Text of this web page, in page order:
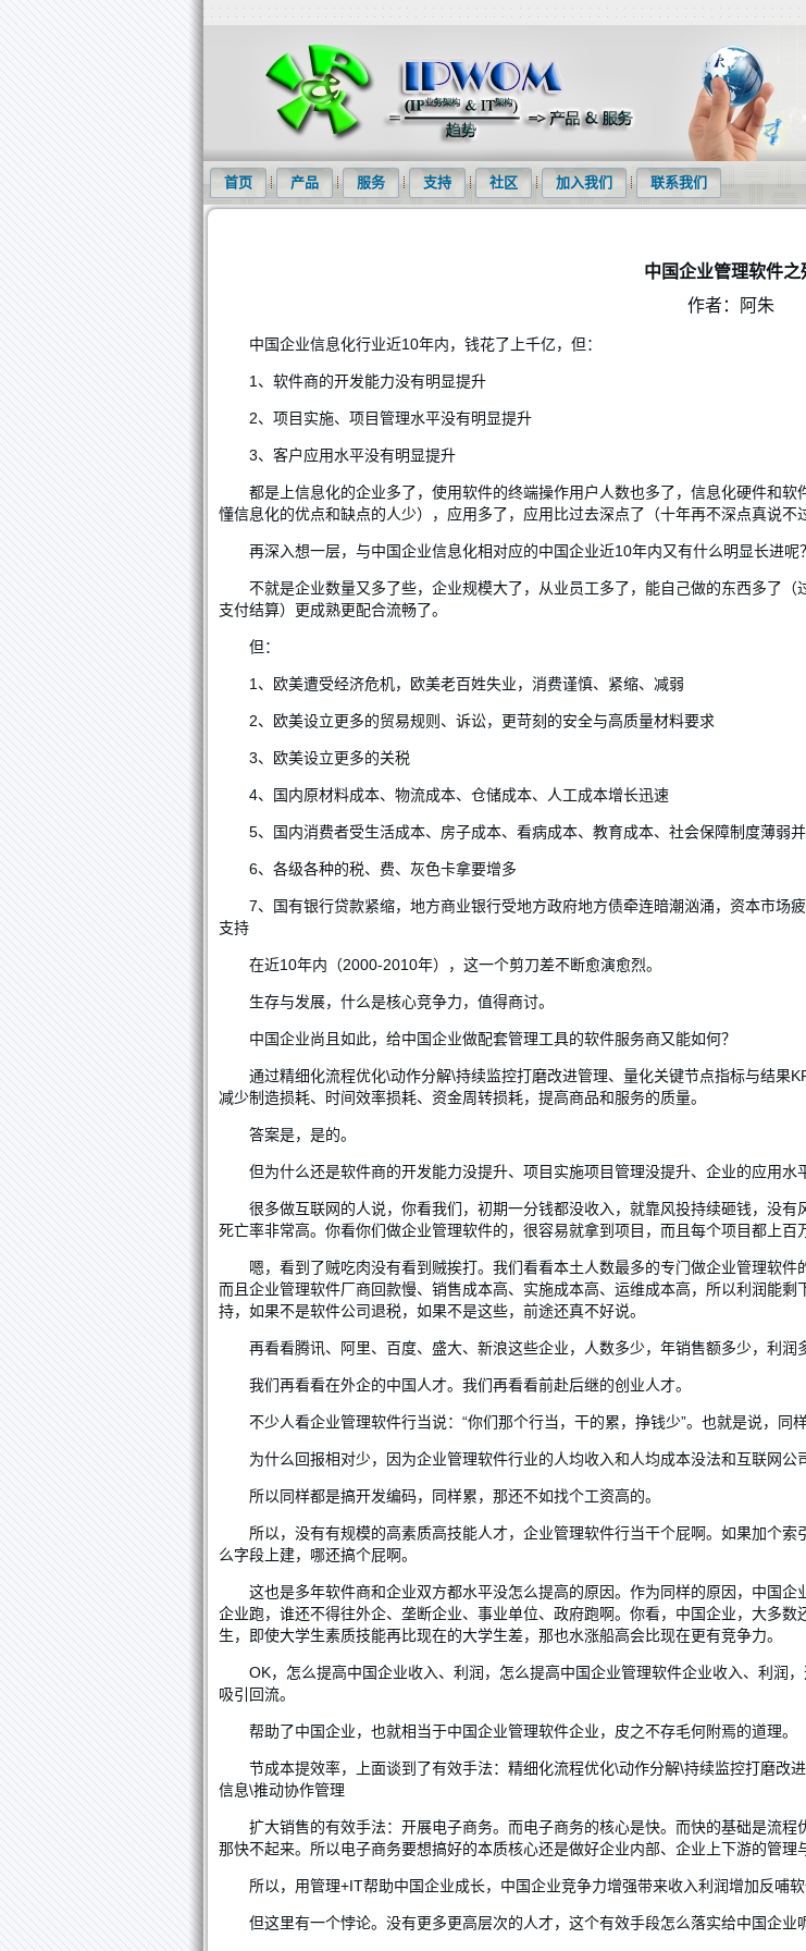
知识产权信息化网(IPWOM)提供专利检索系统、专利下载软件、商标管理系统等产品及专
首页 产品 服务 支持 社区 加入我们 联系我们
中国企业管理软件之
作者：阿朱
中国企业信息化行业近10年内，钱花了上千亿，但：
1、软件商的开发能力没有明显提升
2、项目实施、项目管理水平没有明显提升
3、客户应用水平没有明显提升
都是上信息化的企业多了，使用软件的终端操作用户人数也多了，信息化硬件和
懂信息化的优点和缺点的人少），应用多了，应用比过去深点了（十年再不深点真说不
再深入想一层，与中国企业信息化相对应的中国企业近10年内又有什么明显长进呢？
不就是企业数量又多了些，企业规模大了，从业员工多了，能自己做的东西多了（
支付结算）更成熟更配合流畅了。
但：
1、欧美遭受经济危机，欧美老百姓失业，消费谨慎、紧缩、减弱
2、欧美设立更多的贸易规则、诉讼，更苛刻的安全与高质量材料要求
3、欧美设立更多的关税
4、国内原材料成本、物流成本、仓储成本、人工成本增长迅速
5、国内消费者受生活成本、房子成本、看病成本、教育成本、社会保障制度薄弱
6、各级各种的税、费、灰色卡拿要增多
7、国有银行贷款紧缩，地方商业银行受地方政府地方债牵连暗潮汹涌，资本市场
支持
在近10年内（2000-2010年），这一个剪刀差不断愈演愈烈。
生存与发展，什么是核心竞争力，值得商讨。
中国企业尚且如此，给中国企业做配套管理工具的软件服务商又能如何？
通过精细化流程优化\动作分解\持续监控打磨改进管理、量化关键节点指标与结果
减少制造损耗、时间效率损耗、资金周转损耗，提高商品和服务的质量。
答案是，是的。
但为什么还是软件商的开发能力没提升、项目实施项目管理没提升、企业的应用水
很多做互联网的人说，你看我们，初期一分钱都没收入，就靠风投持续砸钱，没
死亡率非常高。你看你们做企业管理软件的，很容易就拿到项目，而且每个项目都上百
嗯，看到了贼吃肉没有看到贼挨打。我们看看本土人数最多的专门做企业管理软
而且企业管理软件厂商回款慢、销售成本高、实施成本高、运维成本高，所以利润能
持，如果不是软件公司退税，如果不是这些，前途还真不好说。
再看看腾讯、阿里、百度、盛大、新浪这些企业，人数多少，年销售额多少，利润
我们再看看在外企的中国人才。我们再看看前赴后继的创业人才。
不少人看企业管理软件行当说：“你们那个行当，干的累，挣钱少”。也就是说，同
为什么回报相对少，因为企业管理软件行业的人均收入和人均成本没法和互联网公
所以同样都是搞开发编码，同样累，那还不如找个工资高的。
所以，没有有规模的高素质高技能人才，企业管理软件行当干个屁啊。如果加个
么字段上建，哪还搞个屁啊。
这也是多年软件商和企业双方都水平没怎么提高的原因。作为同样的原因，中国
企业跑，谁还不得往外企、垄断企业、事业单位、政府跑啊。你看，中国企业，大多
生，即使大学生素质技能再比现在的大学生差，那也水涨船高会比现在更有竞争力。
OK，怎么提高中国企业收入、利润，怎么提高中国企业管理软件企业收入、利润
吸引回流。
帮助了中国企业，也就相当于中国企业管理软件企业，皮之不存毛何附焉的道理。
节成本提效率，上面谈到了有效手法：精细化流程优化\动作分解\持续监控打磨改
信息\推动协作管理
扩大销售的有效手法：开展电子商务。而电子商务的核心是快。而快的基础是流
那快不起来。所以电子商务要想搞好的本质核心还是做好企业内部、企业上下游的管理
所以，用管理+IT帮助中国企业成长，中国企业竞争力增强带来收入利润增加反哺
但这里有一个悖论。没有更多更高层次的人才，这个有效手段怎么落实给中国企业